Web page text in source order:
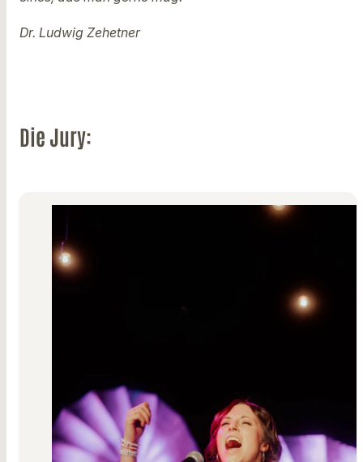
Dr. Ludwig Zehetner
Die Jury: